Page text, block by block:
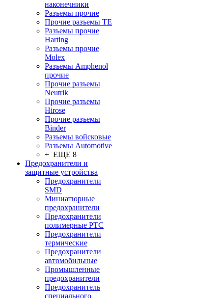
наконечники
Разъeмы прочие
Прочие разъемы TE
Разъемы прочие
Harting
Разъемы прочие
Molex
Разъемы Amphenol
прочие
Прочие разъемы
Neutrik
Прочие разъемы
Hirose
Прочие разъемы
Binder
Разъемы войсковые
Разъeмы Automotive
+ ЕЩЕ 8
Предохранители и
защитные устройства
Предохранители
SMD
Миниатюрные
предохранители
Предохранители
полимерные PTC
Предохранители
термические
Предохранители
автомобильные
Промышленные
предохранители
Предохранитель
специального